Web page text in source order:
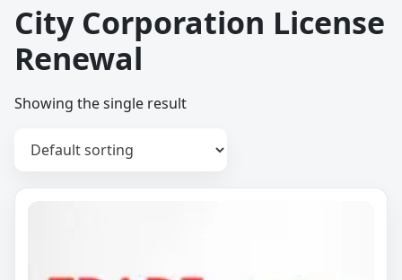
City Corporation License
Renewal
Showing the single result